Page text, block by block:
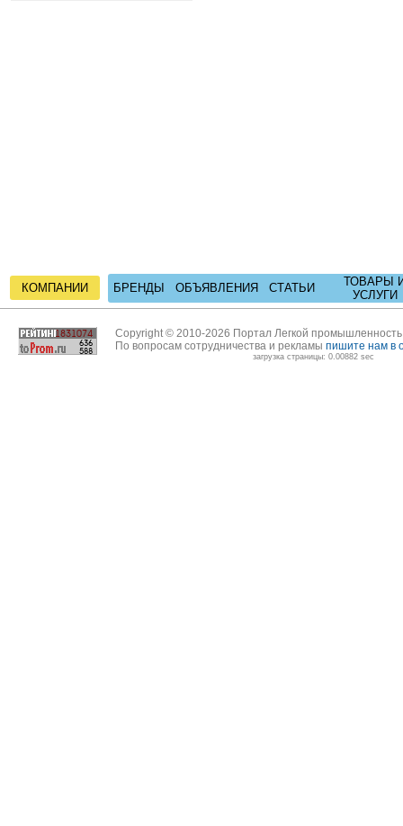
КОМПАНИИ БРЕНДЫ ОБЪЯВЛЕНИЯ СТАТЬИ
ТОВАРЫ
УСЛУГИ
Copyright © 2010-2026 Портал Легкой
По вопросам сотрудничества и рекламы пишите нам в
загрузка страницы: 0.00882 sec